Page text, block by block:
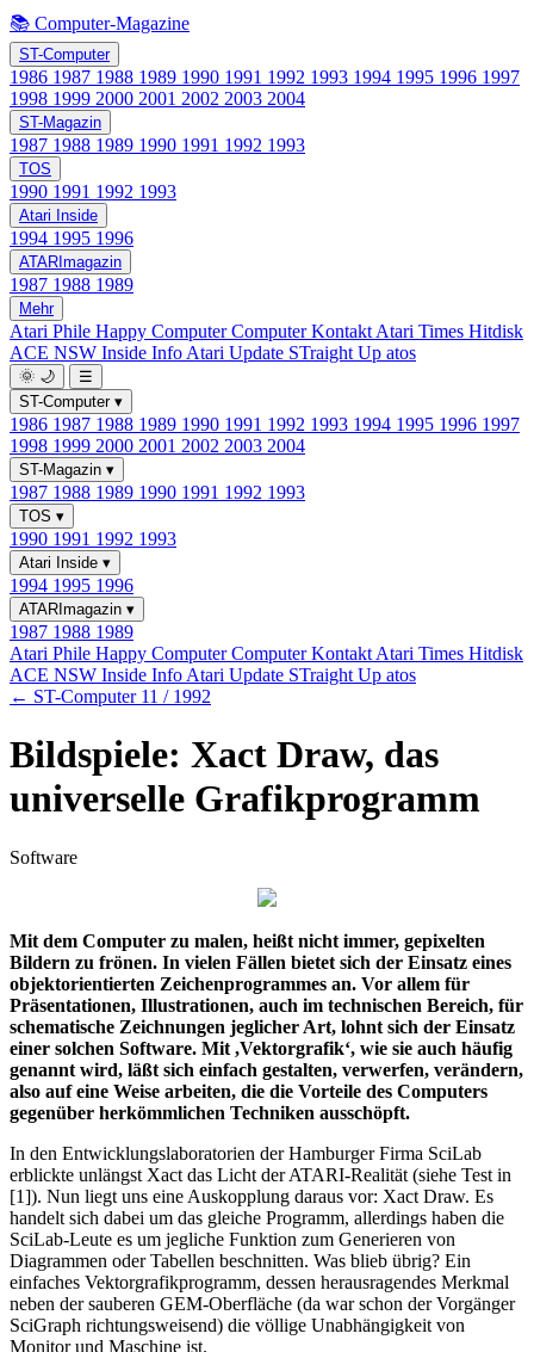
📚 Computer-Magazine
ST-Computer
1986 1987 1988 1989 1990 1991 1992 1993 1994 1995 1996 1997
1998 1999 2000 2001 2002 2003 2004
ST-Magazin
1987 1988 1989 1990 1991 1992 1993
TOS
1990 1991 1992 1993
Atari Inside
1994 1995 1996
ATARImagazin
1987 1988 1989
Mehr
Atari Phile Happy ComputerComputer Kontakt Atari Times Hitdisk
ACE NSW Inside Info Atari Update STraight Up atos
🌞 🌙
☰
ST-Computer ▾
1986 1987 1988 1989 1990 1991 1992 1993 1994 1995 1996 1997
1998 1999 2000 2001 2002 2003 2004
ST-Magazin ▾
1987 1988 1989 1990 1991 1992 1993
TOS ▾
1990 1991 1992 1993
Atari Inside ▾
1994 1995 1996
ATARImagazin ▾
1987 1988 1989
Atari Phile Happy ComputerComputer Kontakt Atari Times Hitdisk
ACE NSW Inside Info Atari Update STraight Up atos
← ST-Computer 11 / 1992
Bildspiele: Xact Draw, das
universelle Grafikprogramm
Software
Mit dem Computer zu malen, heißt nicht immer, gepixelten
Bildern zu frönen. In vielen Fällen bietet sich der Einsatz eines
objektorientierten Zeichenprogrammes an. Vor allem für
Präsentationen, Illustrationen, auch im technischen Bereich, für
schematische Zeichnungen jeglicher Art, lohnt sich der Einsatz
einer solchen Software. Mit ,Vektorgrafik‘, wie sie auch häufig
genannt wird, läßt sich einfach gestalten, verwerfen, verändern,
also auf eine Weise arbeiten, die die Vorteile des Computers
gegenüber herkömmlichen Techniken ausschöpft.
In den Entwicklungslaboratorien der Hamburger Firma SciLab
erblickte unlängst Xact das Licht der ATARI-Realität (siehe Test in
[1]). Nun liegt uns eine Auskopplung daraus vor: Xact Draw. Es
handelt sich dabei um das gleiche Programm, allerdings haben die
SciLab-Leute es um jegliche Funktion zum Generieren von
Diagrammen oder Tabellen beschnitten. Was blieb übrig? Ein
einfaches Vektorgrafikprogramm, dessen herausragendes Merkmal
neben der sauberen GEM-Oberfläche (da war schon der Vorgänger
SciGraph richtungsweisend) die völlige Unabhängigkeit von
Monitor und Maschine ist.